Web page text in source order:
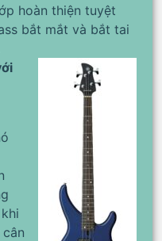
hoàn thiện tuyệt
bắt mắt và bắt tai